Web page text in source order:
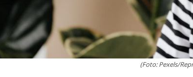
(Foto: Pexels/